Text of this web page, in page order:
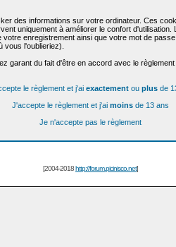
des informations sur votre ordinateur. Ces
uniquement à améliorer le confort d'utilisation.
votre enregistrement ainsi que votre mot de
vous l'oublieriez).
garant du fait d'être en accord avec le règlement
le règlement et j'ai exactementou plusde
J'accepte le règlement et j'ai moins de 13 ans
Je n'accepte pas le règlement
[2004-2018http://forum.picinisco.net]